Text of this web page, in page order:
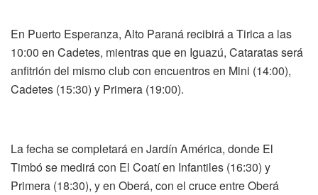
En Puerto Esperanza, Alto Paraná recibirá a Tirica a las
10:00 en Cadetes, mientras que en Iguazú, Cataratas será
anfitrión del mismo club con encuentros en Mini (14:00),
Cadetes (15:30) y Primera (19:00).
La fecha se completará en Jardín América, donde El
Timbó se medirá con El Coatí en Infantiles (16:30) y
Primera (18:30), y en Oberá, con el cruce entre Oberá